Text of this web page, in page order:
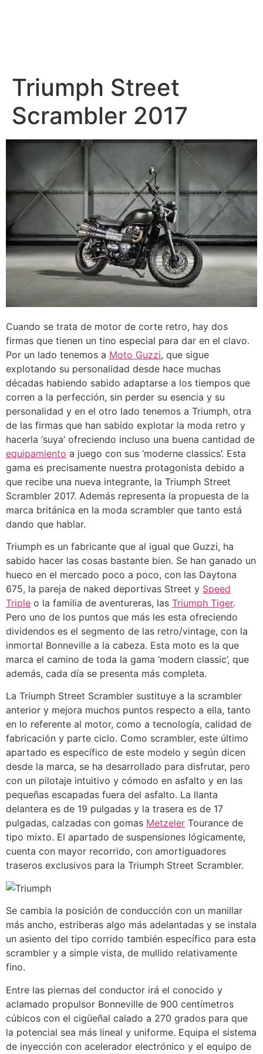
Triumph Street
Scrambler 2017
Cuando se trata de motor de corte retro, hay dos
firmas que tienen un tino especial para dar en el clavo.
Por un lado tenemos a Moto Guzzi, que sigue
explotando su personalidad desde hace muchas
décadas habiendo sabido adaptarse a los tiempos que
corren a la perfección, sin perder su esencia y su
personalidad y en el otro lado tenemos a Triumph, otra
de las firmas que han sabido explotar la moda retro y
hacerla ‘suya’ ofreciendo incluso una buena cantidad de
equipamiento a juego con sus ‘moderne classics’. Esta
gama es precisamente nuestra protagonista debido a
que recibe una nueva integrante, la Triumph Street
Scrambler 2017. Además representa la propuesta de la
marca británica en la moda scrambler que tanto está
dando que hablar.
Triumph es un fabricante que al igual que Guzzi, ha
sabido hacer las cosas bastante bien. Se han ganado un
hueco en el mercado poco a poco, con las Daytona
675, la pareja de naked deportivas Street y Speed
Triple o la familia de aventureras, las Triumph Tiger.
Pero uno de los puntos que más les esta ofreciendo
dividendos es el segmento de las retro/vintage, con la
inmortal Bonneville a la cabeza. Esta moto es la que
marca el camino de toda la gama ‘modern classic’, que
además, cada día se presenta más completa.
La Triumph Street Scrambler sustituye a la scrambler
anterior y mejora muchos puntos respecto a ella, tanto
en lo referente al motor, como a tecnología, calidad de
fabricación y parte ciclo. Como scrambler, este último
apartado es específico de este modelo y según dicen
desde la marca, se ha desarrollado para disfrutar, pero
con un pilotaje intuitivo y cómodo en asfalto y en las
pequeñas escapadas fuera del asfalto. La llanta
delantera es de 19 pulgadas y la trasera es de 17
pulgadas, calzadas con gomas Metzeler Tourance de
tipo mixto. El apartado de suspensiones lógicamente,
cuenta con mayor recorrido, con amortiguadores
traseros exclusivos para la Triumph Street Scrambler.
Se cambia la posición de conducción con un manillar
más ancho, estriberas algo más adelantadas y se instala
un asiento del tipo corrido también específico para esta
scrambler y a simple vista, de mullido relativamente
fino.
Entre las piernas del conductor irá el conocido y
aclamado propulsor Bonneville de 900 centímetros
cúbicos con el cigüeñal calado a 270 grados para que
la potencial sea más lineal y uniforme. Equipa el sistema
de inyección con acelerador electrónico y el equipo de